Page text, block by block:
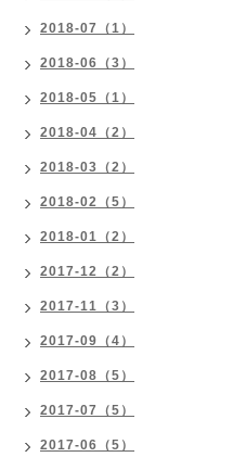
2018-07（1）
2018-06（3）
2018-05（1）
2018-04（2）
2018-03（2）
2018-02（5）
2018-01（2）
2017-12（2）
2017-11（3）
2017-09（4）
2017-08（5）
2017-07（5）
2017-06（5）